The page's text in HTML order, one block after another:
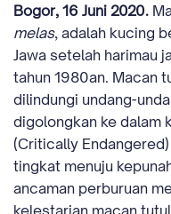
Bogor, 16 Juni 2020.
melas, adalah kucing
Jawa setelah harimau
tahun 1980an. Macan
dilindungi undang-
digolongkan ke dalam
(Critically
tingkat menuju
ancaman perburuan
kelestarian macan